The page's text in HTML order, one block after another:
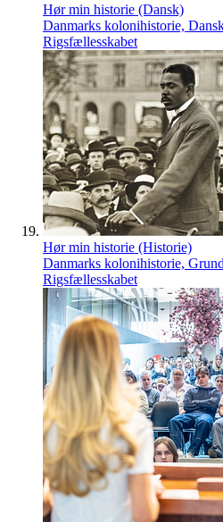
Hør min historie (Dansk)
Danmarks kolonihistorie,
Rigsfællesskabet
Hør min historie (Historie)
Danmarks kolonihistorie,
Rigsfællesskabet